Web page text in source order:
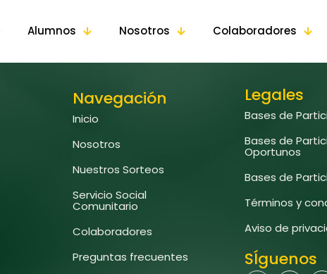
Alumnos Nosotros Colaboradores
Navegación
Inicio
Nosotros
Nuestros Sorteos
Servicio Social
Comunitario
Colaboradores
Preguntas frecuentes
Legales
Bases de
Bases de
Oportunos
Bases de
Términos y
Aviso de
SÍguenos